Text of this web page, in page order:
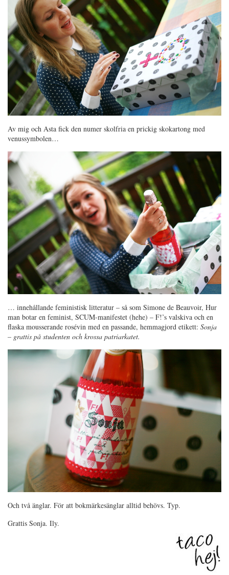
Av mig och Asta fick den numer skolfria en prickig skokartong med
venussymbolen…
… innehållande feministisk litteratur – så som Simone de Beauvoir, Hur
man botar en feminist, SCUM-manifestet (hehe) – F!’s valskiva och en
flaska mousserande rosévin med en passande, hemmagjord etikett: Sonja
– grattis på studenten och krossa patriarkatet.
Och två änglar. För att bokmärkesänglar alltid behövs. Typ.
Grattis Sonja. Ily.